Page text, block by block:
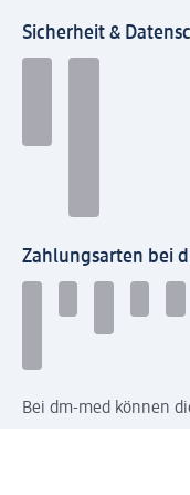
Sicherheit &
Zahlungsarten bei
Bei dm-med können